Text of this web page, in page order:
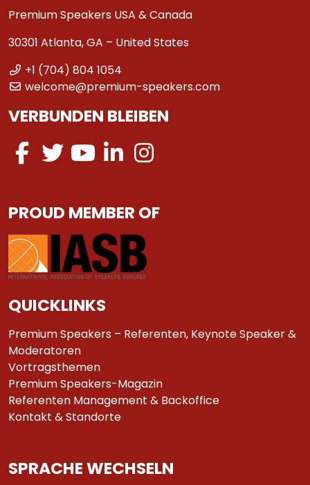
Premium Speakers USA & Canada
30301 Atlanta, GA – United States
+1 (704) 804 1054
welcome@premium-speakers.com
VERBUNDEN BLEIBEN
PROUD MEMBER OF
QUICKLINKS
Premium Speakers – Referenten, Keynote Speaker &
Moderatoren
Vortragsthemen
Premium Speakers-Magazin
Referenten Management & Backoffice
Kontakt & Standorte
SPRACHE WECHSELN